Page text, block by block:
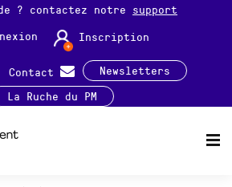
? contactez notre support
Inscription
Contact
Newsletters
La Ruche du PM